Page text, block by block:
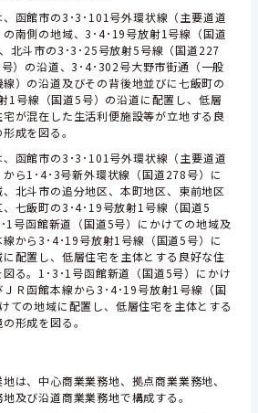
、函館市の3･3･101号外環状線（主要道道
の南側の地域、3･4･19号放射1号線（国道
北斗市の3･3･25号放射5号線（国道227
）の沿道、3･4･302号大野市街通（一般
）の沿道及びその背後地並びに七飯町の
1号線（国道5号）の沿道に配置し、低層
が混在した生活利便施設等が立地する良
成を図る。
函館市の3･3･101号外環状線（主要道道
から1･4･3号新外環状線（国道278号）に
北斗市の追分地区、本町地区、東前地区
、七飯町の3･4･19号放射1号線（国道5
1号函館新道（国道5号）にかけての地域及
線から3･4･19号放射1号線（国道5号）に
に配置し、低層住宅を主体とする良好な住
る。1･3･1号函館新道（国道5号）にかけ
ＪＲ函館本線から3･4･19号放射1号線（国
ての地域に配置し、低層住宅を主体とする
形成を図る。
は、中心商業業務地、拠点商業業務地、
及び沿道商業業務地で構成する。